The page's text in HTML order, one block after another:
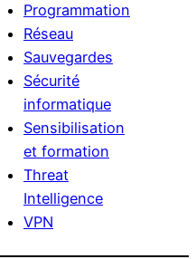
Programmation
Réseau
Sauvegardes
Sécurité
informatique
Sensibilisation
et formation
Threat
Intelligence
VPN